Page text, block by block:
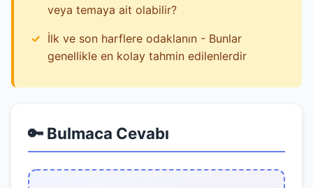
veya temaya ait olabilir?
İlk ve son harflere odaklanın - Bunlar
genellikle en kolay tahmin edilenlerdir
🔑 Bulmaca Cevabı